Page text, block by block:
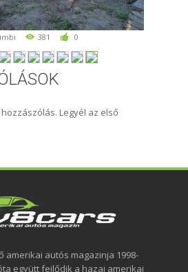
381 0
Legyél az első
amerikai autós magazinja 1998-
együtt fejlődik a hazai amerikai